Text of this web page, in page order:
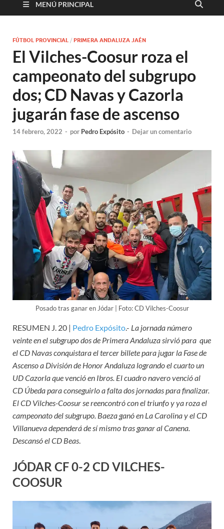
MENÚ PRINCIPAL
FÚTBOL PROVINCIAL / PRIMERA ANDALUZA JAÉN
El Vilches-Coosur roza el
campeonato del subgrupo
dos; CD Navas y Cazorla
jugarán fase de ascenso
14 febrero, 2022 - por Pedro Expósito - Dejar un comentario
Posado tras ganar en Jódar | Foto: CD Vilches-Coosur
RESUMEN J. 20 | Pedro Expósito.- La jornada número
veinte en el subgrupo dos de Primera Andaluza sirvió para que
el CD Navas conquistara el tercer billete para jugar la Fase de
Ascenso a División de Honor Andaluza logrando el cuarto un
UD Cazorla que venció en Ibros. El cuadro navero venció al
CD Úbeda para conseguirlo a falta dos jornadas para finalizar.
El CD Vilches-Coosur se reencontró con el triunfo y ya roza el
campeonato del subgrupo. Baeza ganó en La Carolina y el CD
Villanueva dependerá de sí mismo tras ganar al Canena.
Descansó el CD Beas.
JÓDAR CF 0-2 CD VILCHES-
COOSUR